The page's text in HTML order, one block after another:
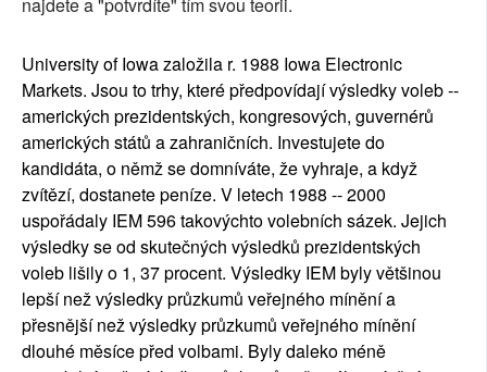
University of Iowa založila r. 1988 Iowa Electronic
Markets. Jsou to trhy, které předpovídají výsledky voleb --
amerických prezidentských, kongresových, guvernérů
amerických států a zahraničních. Investujete do
kandidáta, o němž se domníváte, že vyhraje, a když
zvítězí, dostanete peníze. V letech 1988 -- 2000
uspořádaly IEM 596 takovýchto volebních sázek. Jejich
výsledky se od skutečných výsledků prezidentských
voleb lišily o 1, 37 procent. Výsledky IEM byly většinou
lepší než výsledky průzkumů veřejného mínění a
přesnější než výsledky průzkumů veřejného mínění
dlouhé měsíce před volbami. Byly daleko méně